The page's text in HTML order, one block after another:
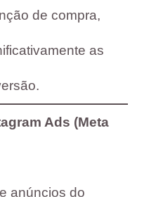
de compra,
as
Ads (Meta
anúncios do